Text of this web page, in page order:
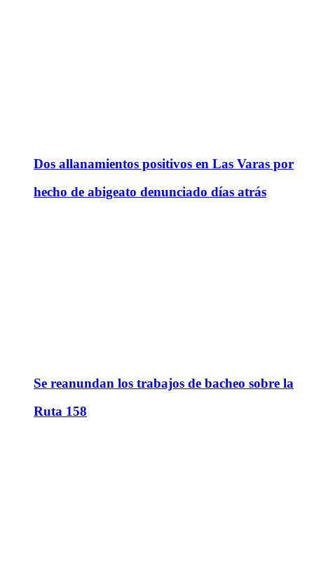
Dos allanamientos positivos en Las Varas por
hecho de abigeato denunciado días atrás
Se reanundan los trabajos de bacheo sobre la
Ruta 158